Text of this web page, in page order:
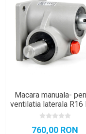
Macara manuala-
ventilatia laterala R16
VIALE
760,00 RON